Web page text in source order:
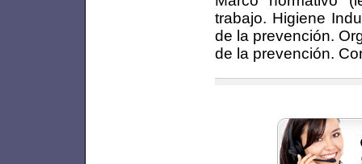
trabajo. Higiene
de la prevención.
de la prevención.